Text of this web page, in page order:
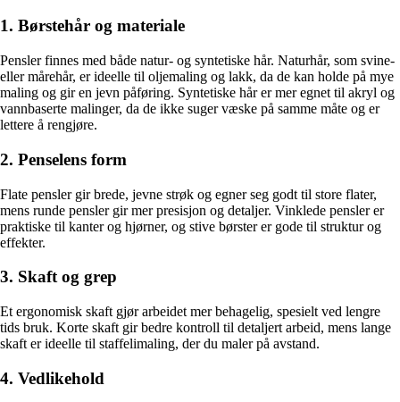
1. Børstehår og materiale
Pensler finnes med både natur- og syntetiske hår. Naturhår, som svine-
eller mårehår, er ideelle til oljemaling og lakk, da de kan holde på mye
maling og gir en jevn påføring. Syntetiske hår er mer egnet til akryl og
vannbaserte malinger, da de ikke suger væske på samme måte og er
lettere å rengjøre.
2. Penselens form
Flate pensler gir brede, jevne strøk og egner seg godt til store flater,
mens runde pensler gir mer presisjon og detaljer. Vinklede pensler er
praktiske til kanter og hjørner, og stive børster er gode til struktur og
effekter.
3. Skaft og grep
Et ergonomisk skaft gjør arbeidet mer behagelig, spesielt ved lengre
tids bruk. Korte skaft gir bedre kontroll til detaljert arbeid, mens lange
skaft er ideelle til staffelimaling, der du maler på avstand.
4. Vedlikehold